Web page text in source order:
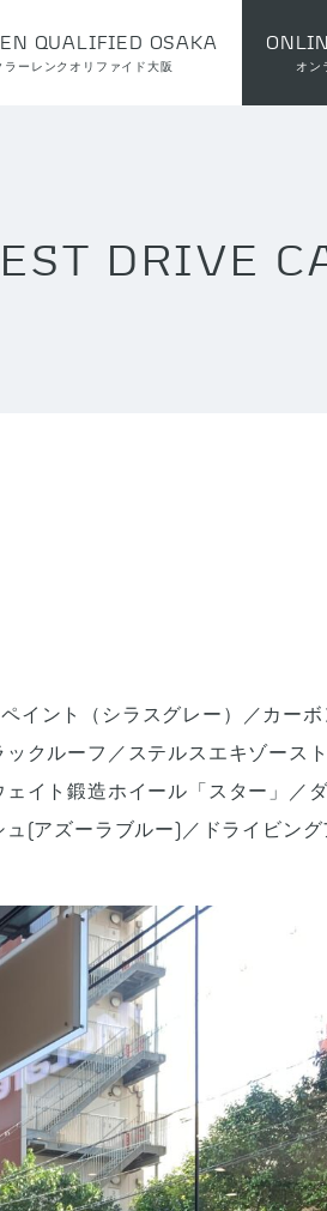
QUALIFIED OSAKA
ラーレンクオリファイド大阪 オン
DRIVE
ント（シラスグレー）／カー
クルーフ／ステルスエキゾース
イト鍛造ホイール「スター」／
(アズーラブルー)／ドライビン